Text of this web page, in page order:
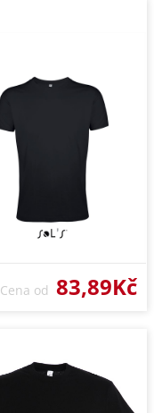
Cena od 83,89Kč